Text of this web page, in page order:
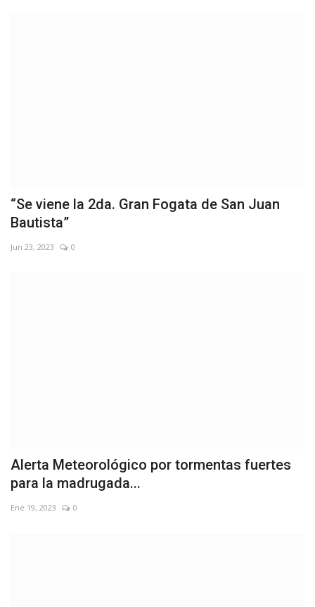
“Se viene la 2da. Gran Fogata de San Juan
Bautista”
Jun 23, 2023 0
Alerta Meteorológico por tormentas fuertes
para la madrugada...
Ene 19, 2023 0